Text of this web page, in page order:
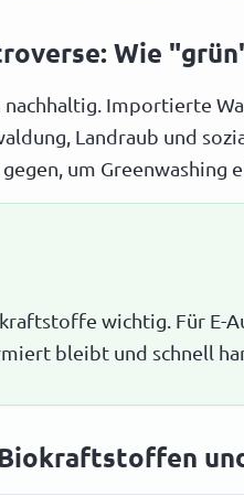
Wie
Importierte
Landraub und
um Greenwashing
wichtig. Für E-
bleibt und schnell